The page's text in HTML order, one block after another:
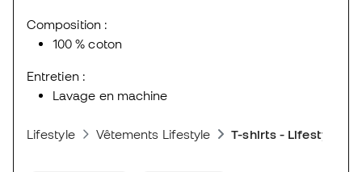
Composition :
100 % coton
Entretien :
Lavage en machine
Lifestyle Vêtements Lifestyle T-shirts - Lifestyle